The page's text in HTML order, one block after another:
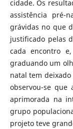
cidade. Os
assistência pré-
grávidas no que
justificado pelas
cada encontro
graduando um
natal tem
observou-se que
aprimorada na
grupo
projeto teve